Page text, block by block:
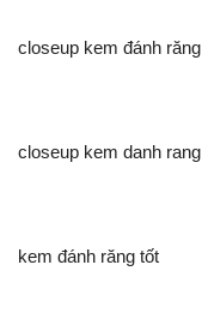
closeup kem đánh răng
closeup kem danh rang
kem đánh răng tốt